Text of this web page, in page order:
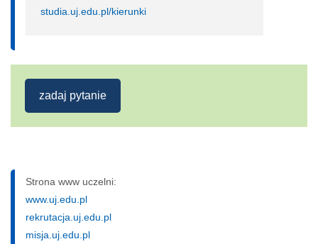
studia.uj.edu.pl/kierunki
zadaj pytanie
Strona www uczelni:
www.uj.edu.pl
rekrutacja.uj.edu.pl
misja.uj.edu.pl